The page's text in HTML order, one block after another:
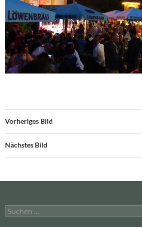
Vorheriges Bild
Nächstes Bild
Suchen
nach: